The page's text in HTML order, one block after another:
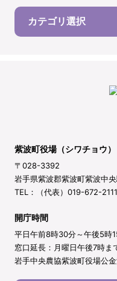
カテゴリ選択
紫波町役場（シワチョウ）
〒028-3392
岩手県紫波郡紫波町紫波中
TEL：（代表）019-672-
開庁時間
平日午前8時30分～午後5時
窓口延長：月曜日午後7時ま
岩手中央農協紫波町役場公